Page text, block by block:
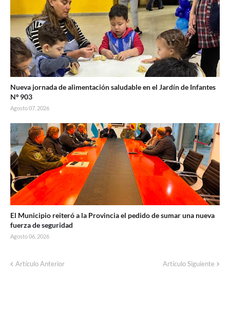
Nueva jornada de alimentación saludable en el Jardín de Infantes
Nº 903
Agosto 07, 2026
El Municipio reiteró a la Provincia el pedido de sumar una nueva
fuerza de seguridad
Agosto 06, 2026
Artículo Anterior Artículo Siguiente
Corte de energía programado para este